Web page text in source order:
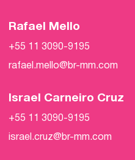
Rafael Mello
+55 11 3090-9195
rafael.mello@br-mm.com
Israel Carneiro Cruz
+55 11 3090-9195
israel.cruz@br-mm.com